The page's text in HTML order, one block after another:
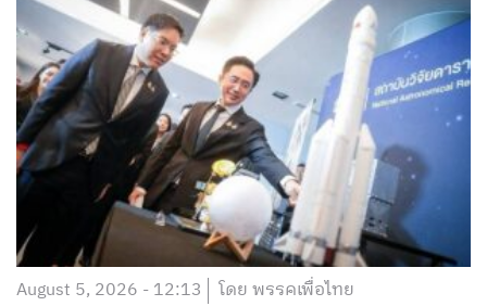
August 5, 2026 - 12:13 โดย พรรคเพื่อไทย